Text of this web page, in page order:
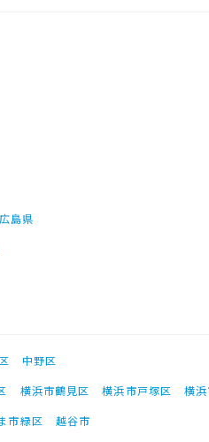
広島県
中野区
横浜市鶴見区 横浜市戸塚区
横
市緑区
越谷市